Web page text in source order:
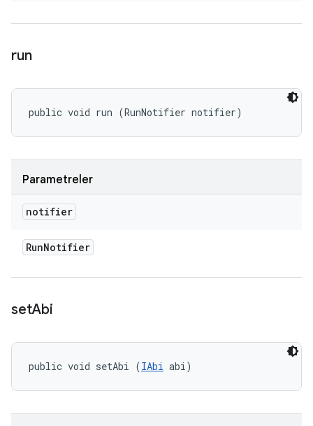
run
public void run (RunNotifier notifier)
Parametreler
notifier
RunNotifier
setAbi
public void setAbi (IAbi abi)